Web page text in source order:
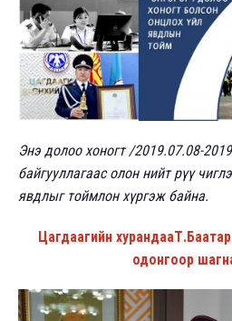
Энэ долоо хоногт /2019.07.08-
байгууллагаас олон нийт рүү
явдлыг тоймлон хүргэж байна.
Цагдаагийн
одонгоор